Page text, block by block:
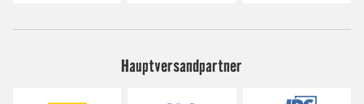
Hauptversandpartner